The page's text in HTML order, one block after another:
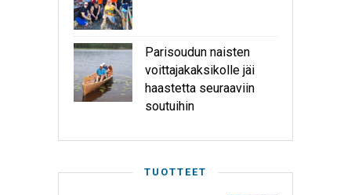
Parisoudun naisten
voittajakaksikolle jäi
haastetta seuraaviin
soutuihin
TUOTTEET